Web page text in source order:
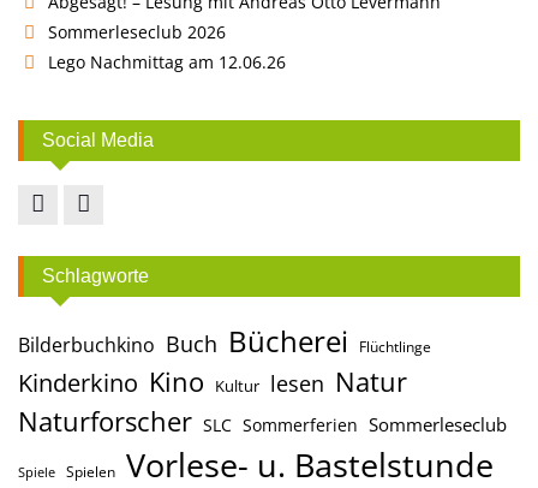
Sommerleseclub 2026
Lego Nachmittag am 12.06.26
Social Media
Schlagworte
Bilderbuchkino Buch Bücherei Flüchtlinge
Kinderkino Kino Kultur lesen Natur
Naturforscher SLC Sommerferien Sommerleseclub
Spiele Spielen Vorlese- u. Bastelstunde